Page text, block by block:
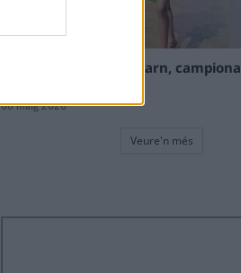
La tortosina Cinta Talarn, campiona
08 maig 2026
Veure'n més